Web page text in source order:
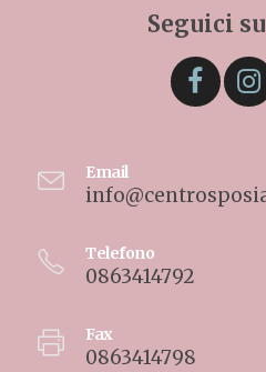
Seguici
Email
Telefono
0863414792
Fax
0863414798